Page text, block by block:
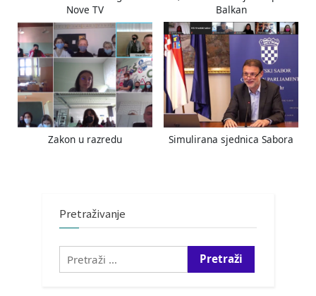
Nove TV
Balkan
Zakon u razredu Simulirana sjednica Sabora
Pretraživanje
Pretraži: